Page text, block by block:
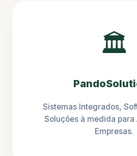
🏛️
Sistemas Integrados,
Soluções à medida
Empresas.